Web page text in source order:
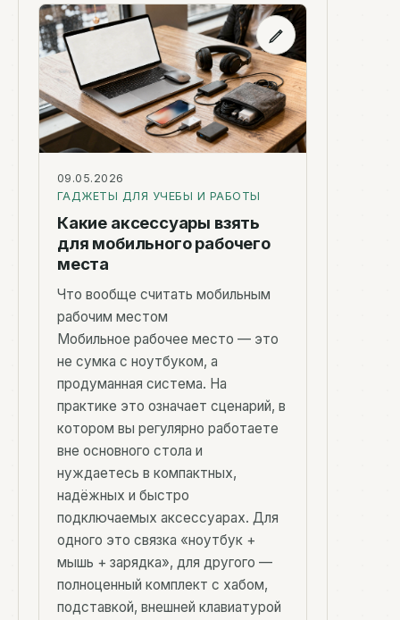
09.05.2026
ГАДЖЕТЫ ДЛЯ УЧЕБЫ И РАБОТЫ
Какие аксессуары взять
для мобильного рабочего
места
Что вообще считать мобильным
рабочим местом
Мобильное рабочее место — это
не сумка с ноутбуком, а
продуманная система. На
практике это означает сценарий, в
котором вы регулярно работаете
вне основного стола и
нуждаетесь в компактных,
надёжных и быстро
подключаемых аксессуарах. Для
одного это связка «ноутбук +
мышь + зарядка», для другого —
полноценный комплект с хабом,
подставкой, внешней клавиатурой